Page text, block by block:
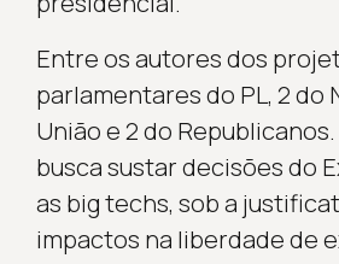
Entre os autores dos
parlamentares do PL, 2 do
União e 2 do
busca sustar decisões do
as big techs, sob a
impactos na liberdade de